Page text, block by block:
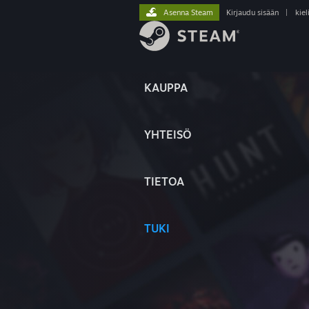
KAUPPA
YHTEISÖ
TIETOA
TUKI
Asenna Steam Kirjaudu sisään kieli